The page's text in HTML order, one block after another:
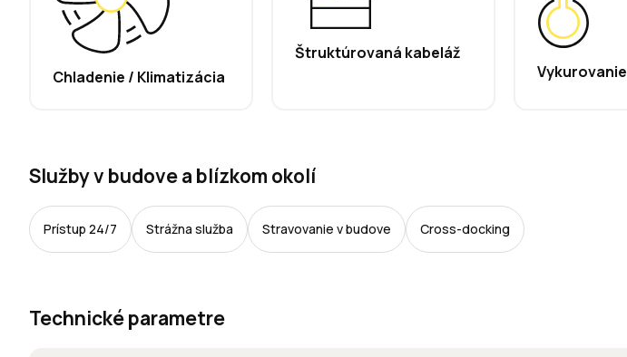
Chladenie / Klimatizácia
Štruktúrovaná kabeláž
Vykurovanie
Služby v budove a blízkom okolí
Prístup 24/7 Strážna služba Stravovanie v budove Cross-docking
Technické parametre